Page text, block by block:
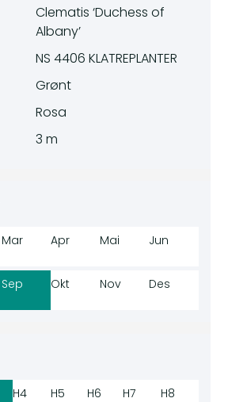
Clematis ‘Duchess of
Albany’
NS 4406 KLATREPLANTER
Grønt
Rosa
3 m
Mar Apr Mai Jun
Sep Okt Nov Des
H4 H5 H6 H7 H8